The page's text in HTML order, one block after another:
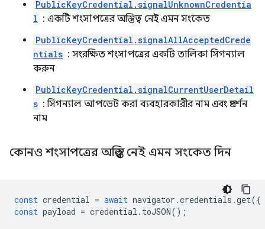
PublicKeyCredential.signalUnknownCredentia
l : একটি শংসাপত্রের অস্তিত্ব নেই এমন সংকেত
PublicKeyCredential.signalAllAcceptedCrede
ntials : সংরক্ষিত শংসাপত্রের একটি তালিকা সিগন্যাল
করুন
PublicKeyCredential.signalCurrentUserDetail
s : সিগন্যাল আপডেট করা ব্যবহারকারীর নাম এবং প্রদর্শন
নাম
কোনও শংসাপত্রের অস্তিত্ব নেই এমন সংকেত দিন
const credential = await navigator .credentials .get({
const payload = credential . toJSON();